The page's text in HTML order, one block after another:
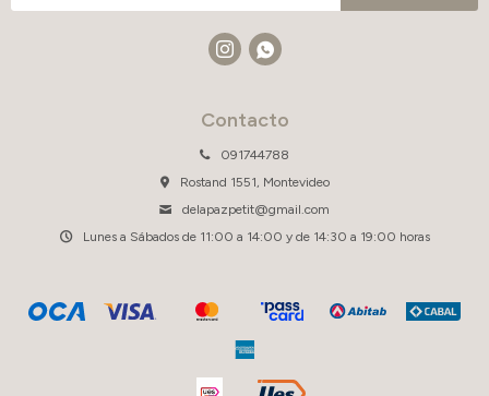
Contacto
091744788
Rostand 1551, Montevideo
delapazpetit@gmail.com
Lunes a Sábados de 11:00 a 14:00 y de 14:30 a 19:00 horas
 